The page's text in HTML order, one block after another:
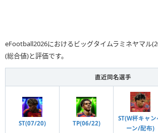
eFootball2026におけるビッグタイムラミネヤマル
(総合値)と評価です。
直近同名選手
ST(07/20) TP(06/22)
ST(W杯キャン
ーン/配布)